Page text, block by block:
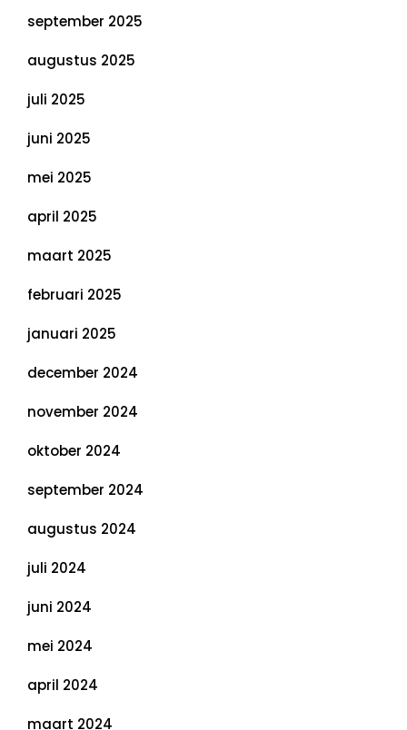
september 2025
augustus 2025
juli 2025
juni 2025
mei 2025
april 2025
maart 2025
februari 2025
januari 2025
december 2024
november 2024
oktober 2024
september 2024
augustus 2024
juli 2024
juni 2024
mei 2024
april 2024
maart 2024